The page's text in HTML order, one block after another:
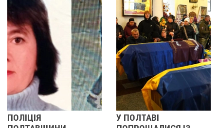
ПОЛІЦІЯ
У ПОЛТАВІ